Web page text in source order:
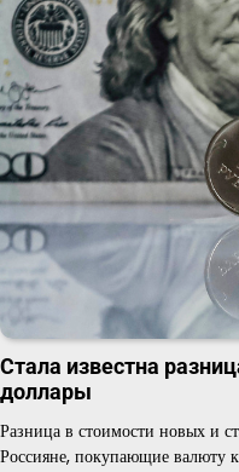
Стала известна
доллары
Разница в стоимости новых и
Россияне, покупающие валюту